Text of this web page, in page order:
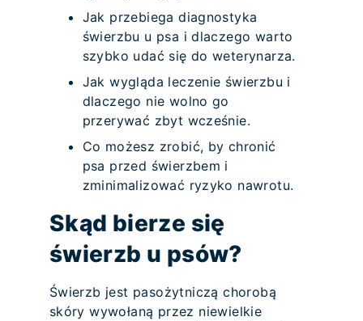
Jak przebiega diagnostyka
świerzbu u psa i dlaczego warto
szybko udać się do weterynarza.
Jak wygląda leczenie świerzbu i
dlaczego nie wolno go
przerywać zbyt wcześnie.
Co możesz zrobić, by chronić
psa przed świerzbem i
zminimalizować ryzyko nawrotu.
Skąd bierze się
świerzb u psów?
Świerzb jest pasożytniczą chorobą
skóry wywołaną przez niewielkie